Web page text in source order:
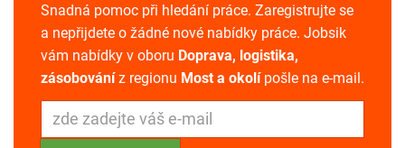
Snadná pomoc při hledání práce. Zaregistrujte se
a nepřijdete o žádné nové nabídky práce. Jobsik
vám nabídky v oboru Doprava, logistika,
zásobováníz regionu Most a okolípošle na e-mail.